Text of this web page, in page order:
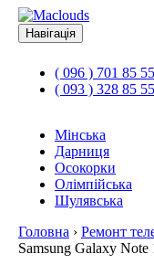
Навігація
( 096 ) 701 85 55
( 093 ) 328 85 55
Мінська
Дарниця
Осокорки
Олімпійська
Шулявська
Головна › Ремонт
Samsung Galaxy Note